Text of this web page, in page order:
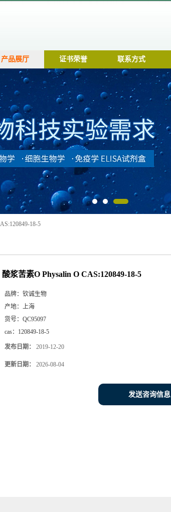
产品展厅 证书荣誉 联系方式
18-5
酸浆苦素O Physalin O CAS:120849-18-5
品牌： 钦诚生物
产地： 上海
货号： QC95097
cas： 120849-18-5
发布日期： 2019-12-20
更新日期： 2026-08-04
发送咨询信息